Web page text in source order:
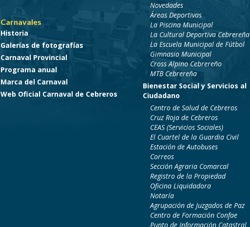
Carnavales
Historia
Galerías de fotografías
Carnaval Provincial
Programa anual
Marca del Carnaval
Web Oficial Carnaval de Cebreros
Novedades
Áreas Deportivas
La Piscina Municipal
La Cultural Deportiva Cebrereña
La Escuela Municipal de Fútbol
Gimnasio Municipal
Cross Alpino Cebrereño
MTB Cebrereña
Bienestar Social y Servicios al
Ciudadano
Centro de Salud de Cebreros
Cruz Roja de Cebreros
CEAS (Servicios Sociales)
El Cuartel de la Guardia Civil
Estación de Autobuses
Correos
Sección Agraria Comarcal
Registro de la Propiedad
Oficina Liquidadora
Notaría
Agrupación de Juzgados de Paz
Centro de Formación Confae
Punto de Información Catastral